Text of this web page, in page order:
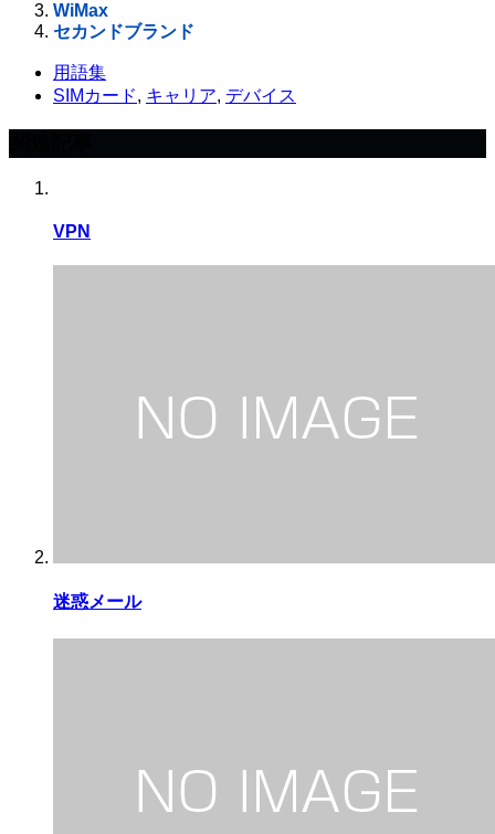
WiMax
セカンドブランド
用語集
SIMカード, キャリア, デバイス
VPN
迷惑メール